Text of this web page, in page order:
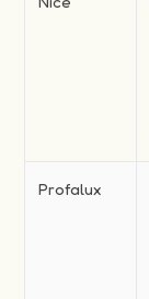
Profalux